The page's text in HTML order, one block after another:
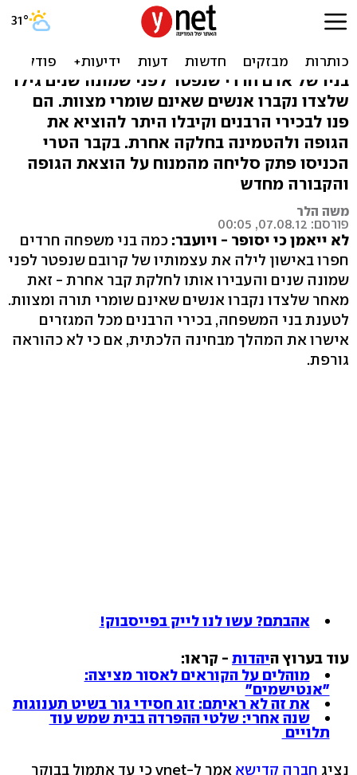
בגלל ה'שכנים' לקבר: חרדים
העבירו גופת אביהם
בניו של אדם חרדי שנפטר לפני שמונה שנים גילו
שלצדו נקברו אנשים שאינם שומרי מצוות. הם
פנו לבכירי הרבנים וקיבלו היתר להוציא את
הגופה ולהטמינה בחלקה אחרת. בקבר הטרי
הכניסו פתק סליחה מהמנוח על הוצאת הגופה
והקבורה מחדש
משה הלר
פורסם: 07.08.12, 00:05
לא ייאמן כי יסופר - ויועבר: כמה בני משפחה חרדים
חפרו באישון לילה את עצמותיו של קרובם שנפטר לפני
שמונה שנים והעבירו אותו לחלקת קבר אחרת - זאת
מאחר שלצדו נקברו אנשים שאינם שומרי תורה ומצוות.
לטענת בני המשפחה, בכירי הרבנים מכל המגזרים
אישרו את המהלך מבחינה הלכתית, אם כי לא כהוראה
גורפת.
אהבתם? עשו לנו לייק בפייסבוק!
עוד בערוץ היהדות - קראו:
מוהלים על הקוראים לאסור מציצה:
"אנטישמים"
את זה לא ראיתם: זוג חסידי גור בשיט תענוגות
שנה אחרי: שלטי ההפרדה בבית שמש עוד
תלויים
נציג חברה קדישא
אמר ל-ynet כי עד אתמול בבוקר